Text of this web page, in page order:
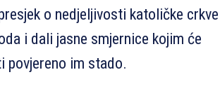
o nedjeljivosti katoličke
i dali jasne smjernice kojim će
povjereno im stado.